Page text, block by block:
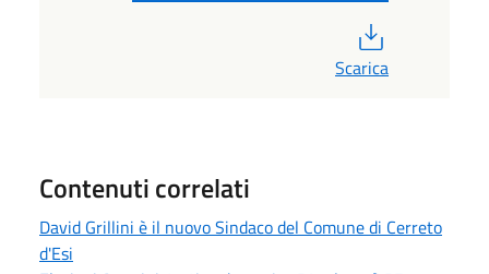
Scarica
Contenuti correlati
David Grillini è il nuovo Sindaco del Comune di Cerreto
d'Esi